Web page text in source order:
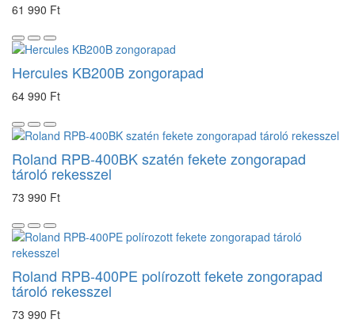
61 990 Ft
Hercules KB200B zongorapad
64 990 Ft
Roland RPB-400BK szatén fekete zongorapad
tároló rekesszel
73 990 Ft
Roland RPB-400PE polírozott fekete zongorapad
tároló rekesszel
73 990 Ft